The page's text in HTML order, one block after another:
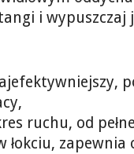
i wypuszczaj
ruchu, od
łokciu,